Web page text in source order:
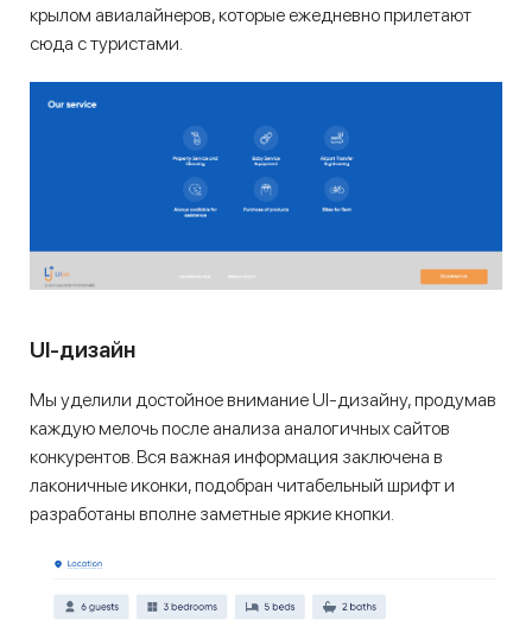
крылом авиалайнеров, которые ежедневно прилетают
сюда с туристами.
UI-дизайн
Мы уделили достойное внимание UI-дизайну, продумав
каждую мелочь после анализа аналогичных сайтов
конкурентов. Вся важная информация заключена в
лаконичные иконки, подобран читабельный шрифт и
разработаны вполне заметные яркие кнопки.